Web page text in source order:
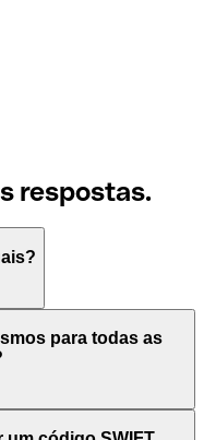
respostas.
for Worldwide
(Sociedade para
onde se
Por outro lado, BIC
para todas as